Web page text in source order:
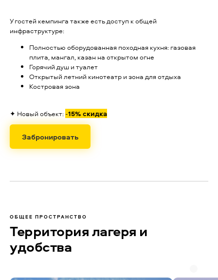
У гостей кемпинга также есть доступ к общей
инфраструктуре:
Полностью оборудованная походная кухня: газовая
плита, мангал, казан на открытом огне
Горячий душ и туалет
Открытый летний кинотеатр и зона для отдыха
Костровая зона
✦ Новый объект: -15% скидка
Забронировать
Территория лагеря и
удобства
ОБЩЕЕ ПРОСТРАНСТВО